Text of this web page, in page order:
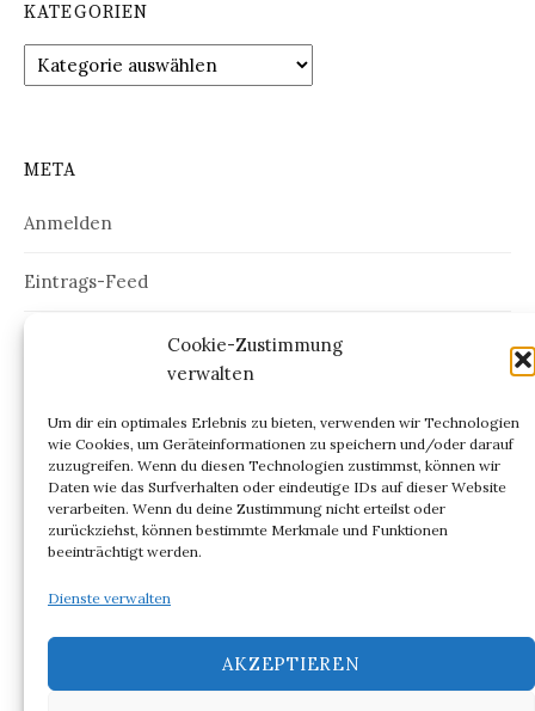
Cookie-Zustimmung
verwalten
Um dir ein optimales Erlebnis zu bieten, verwenden wir Technologien
wie Cookies, um Geräteinformationen zu speichern und/oder darauf
zuzugreifen. Wenn du diesen Technologien zustimmst, können wir
Daten wie das Surfverhalten oder eindeutige IDs auf dieser Website
verarbeiten. Wenn du deine Zustimmung nicht erteilst oder
zurückziehst, können bestimmte Merkmale und Funktionen
beeinträchtigt werden.
Dienste verwalten
AKZEPTIEREN
KATEGORIEN
Kategorien
META
Anmelden
Eintrags-Feed
Kommentar-Feed
ARCHIV
Archiv